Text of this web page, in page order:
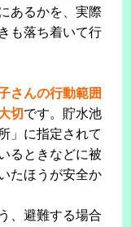
あるかを、実際
も落ち着いて行
さんの行動範囲
切 です。貯水池
」に指定されて
るときなどに被
たほうが安全か
、避難する場合